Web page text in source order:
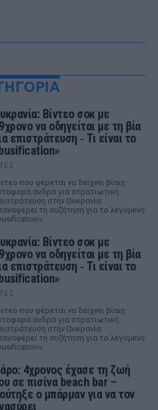
Βίντεο σοκ με
να οδηγείται με τη βία
επιστράτευση ‑ Τι είναι το
που φέρεται να δείχνει βίαιη
άνδρα για στρατιωτική
στην Ουκρανία
τη συζήτηση για το λεγόμενο
Βίντεο σοκ με
να οδηγείται με τη βία
επιστράτευση ‑ Τι είναι το
που φέρεται να δείχνει βίαιη
άνδρα για στρατιωτική
στην Ουκρανία
τη συζήτηση για το λεγόμενο
4χρονος έχασε τη ζωή
σε πισίνα beach bar –
ο μπάρμαν για να τον